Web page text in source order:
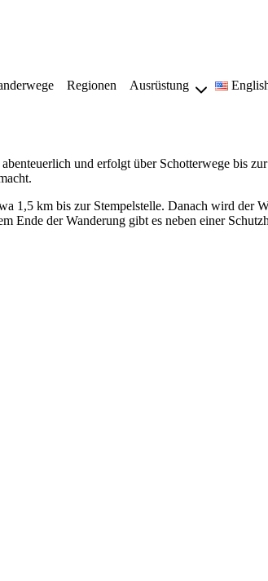
Regionen Ausrüstung
und erfolgt über Schotterwege bis
1,5 km bis zur Stempelstelle. Danach wird der
der Wanderung gibt es neben einer